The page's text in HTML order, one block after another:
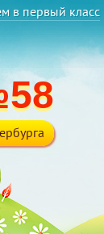
в первый класс